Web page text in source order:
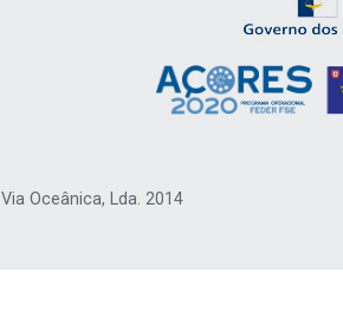
Via Oceânica, Lda. 2014